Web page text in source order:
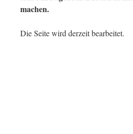
machen.
Die Seite wird derzeit bearbeitet.